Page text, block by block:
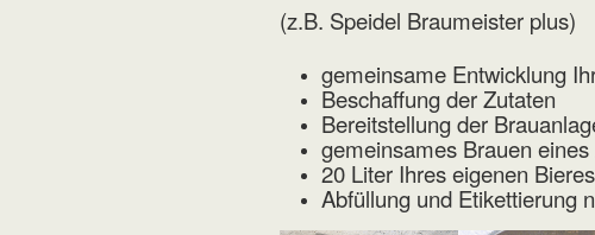
(z.B. Speidel Braumeister plus)
gemeinsame Entwicklung
Beschaffung der Zutaten
Bereitstellung der
gemeinsames Brauen
20 Liter Ihres eigenen
Abfüllung und Etikettierung